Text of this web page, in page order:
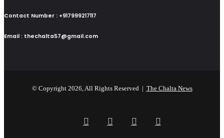
Contact Number : +917999217117
Email : thechalta57@gmail.com
© Copyright 2026, All Rights Reserved | The Chalta News
Facebook YouTube